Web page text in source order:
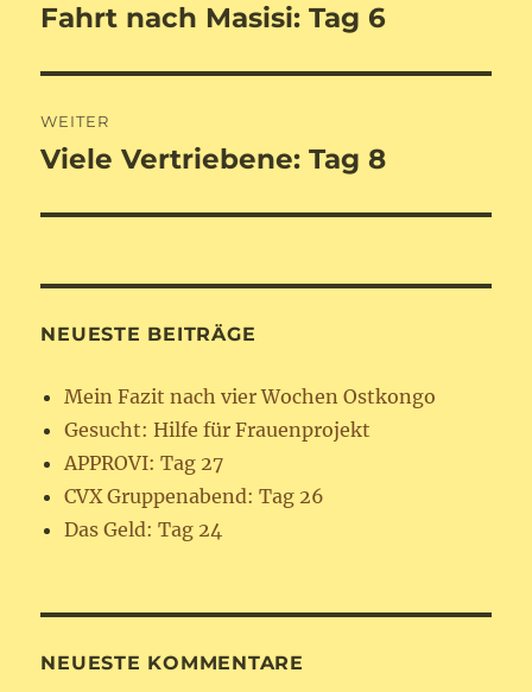
Vorheriger
Fahrt nach Masisi: Tag 6
WEITER
Nächster
Viele Vertriebene: Tag 8
NEUESTE BEITRÄGE
Mein Fazit nach vier Wochen Ostkongo
Gesucht: Hilfe für Frauenprojekt
APPROVI: Tag 27
CVX Gruppenabend: Tag 26
Das Geld: Tag 24
NEUESTE KOMMENTARE